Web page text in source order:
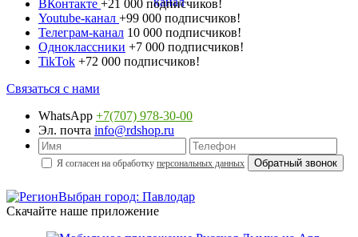
ВКонтакте +21 000 подписчиков!
Youtube-канал +99 000 подписчиков!
Телеграм-канал 10 000 подписчиков!
Одноклассники +7 000 подписчиков!
TikTok +72 000 подписчиков!
Связаться с нами
WhatsApp +7(707) 978-30-00
Эл. почта info@rdshop.ru
Я согласен на обработку персональных данных
Выбран город: Павлодар
Скачайте наше приложение